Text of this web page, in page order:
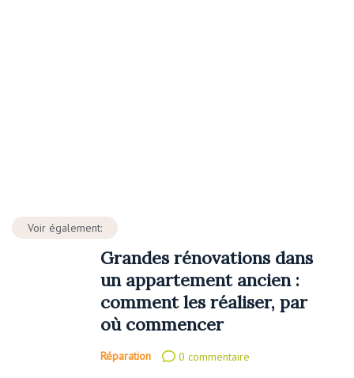
Voir également:
Grandes rénovations dans
un appartement ancien :
comment les réaliser, par
où commencer
Réparation 0 commentaire